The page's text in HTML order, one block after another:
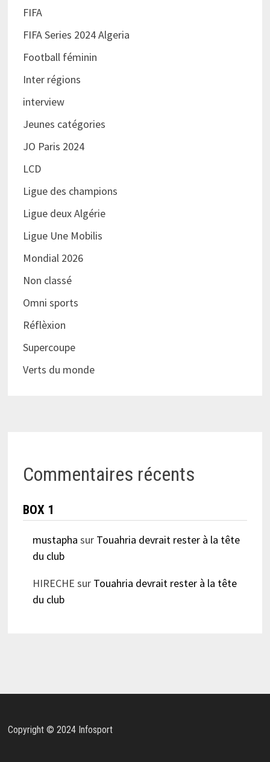
FIFA
FIFA Series 2024 Algeria
Football féminin
Inter régions
interview
Jeunes catégories
JO Paris 2024
LCD
Ligue des champions
Ligue deux Algérie
Ligue Une Mobilis
Mondial 2026
Non classé
Omni sports
Réflèxion
Supercoupe
Verts du monde
Commentaires récents
BOX 1
mustapha sur Touahria devrait rester à la tête
du club
HIRECHE sur Touahria devrait rester à la tête
du club
Copyright © 2024 Infosport